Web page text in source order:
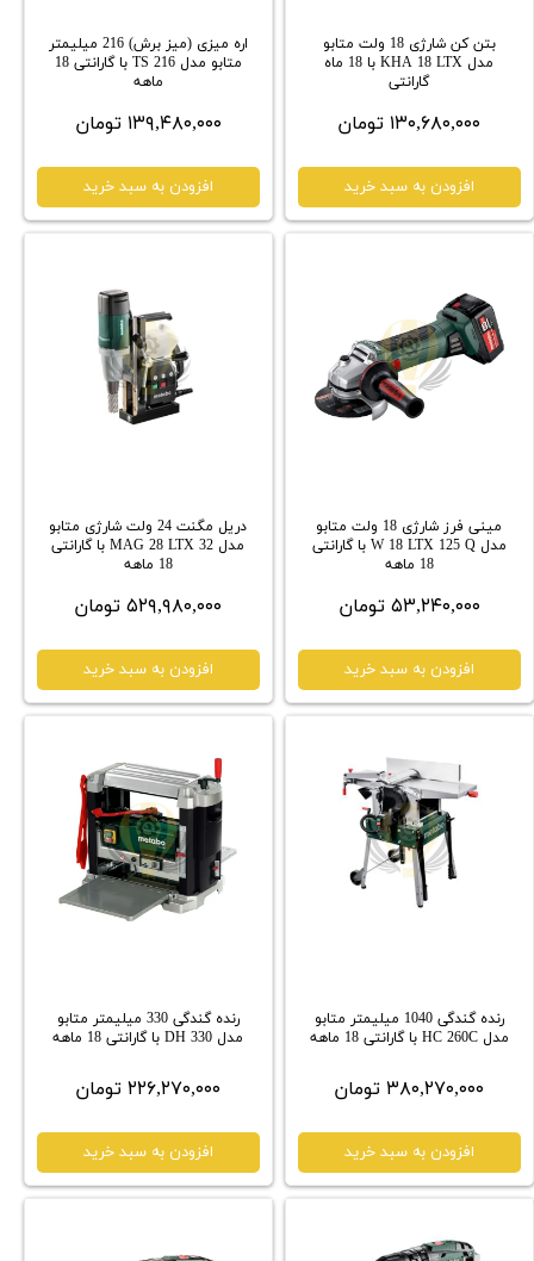
بتن کن شارژی 18 ولت متابو
مدل KHA 18 LTX با 18 ماه
گارانتی
۱۳۰,۶۸۰,۰۰۰ تومان
افزودن به سبد خرید
اره میزی (میز برش) 216 میلیمتر
متابو مدل TS 216 با گارانتی 18
ماهه
۱۳۹,۴۸۰,۰۰۰ تومان
افزودن به سبد خرید
مینی فرز شارژی 18 ولت متابو
مدل W 18 LTX 125 Q با گارانتی
18 ماهه
۵۳,۲۴۰,۰۰۰ تومان
افزودن به سبد خرید
دریل مگنت 24 ولت شارژی متابو
مدل MAG 28 LTX 32 با گارانتی
18 ماهه
۵۲۹,۹۸۰,۰۰۰ تومان
افزودن به سبد خرید
رنده گندگی 1040 میلیمتر متابو
مدل HC 260C با گارانتی 18 ماهه
۳۸۰,۲۷۰,۰۰۰ تومان
افزودن به سبد خرید
رنده گندگی 330 میلیمتر متابو
مدل DH 330 با گارانتی 18 ماهه
۲۲۶,۲۷۰,۰۰۰ تومان
افزودن به سبد خرید